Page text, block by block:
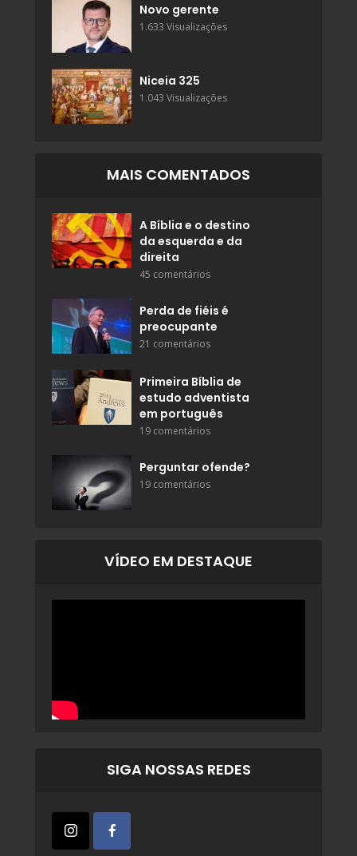
Novo gerente
1.633 Visualizações
Niceia 325
1.043 Visualizações
MAIS COMENTADOS
A Bíblia e o destino
da esquerda e da
direita
45 comentários
Perda de fiéis é
preocupante
21 comentários
Primeira Bíblia de
estudo adventista
em português
19 comentários
Perguntar ofende?
19 comentários
VÍDEO EM DESTAQUE
SIGA NOSSAS REDES